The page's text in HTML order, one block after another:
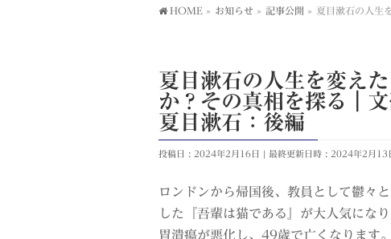
HOME » お知らせ » 記事公開 » 夏目漱石の人生
夏目漱石の人生を変え
か？その真相を探る｜
夏目漱石：後編
投稿日 : 2024年2月16日 最終更新日時 : 2024年2月13
ロンドンから帰国後、教員として鬱々
した『吾輩は猫である』が大人気にな
胃潰瘍が悪化し、49歳で亡くなります